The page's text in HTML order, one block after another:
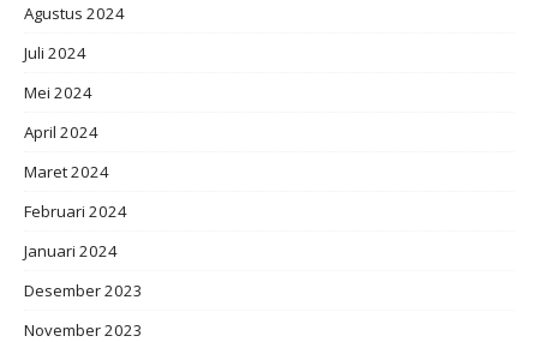
Agustus 2024
Juli 2024
Mei 2024
April 2024
Maret 2024
Februari 2024
Januari 2024
Desember 2023
November 2023